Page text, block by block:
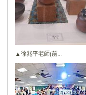
▲徐兆平老師(前...